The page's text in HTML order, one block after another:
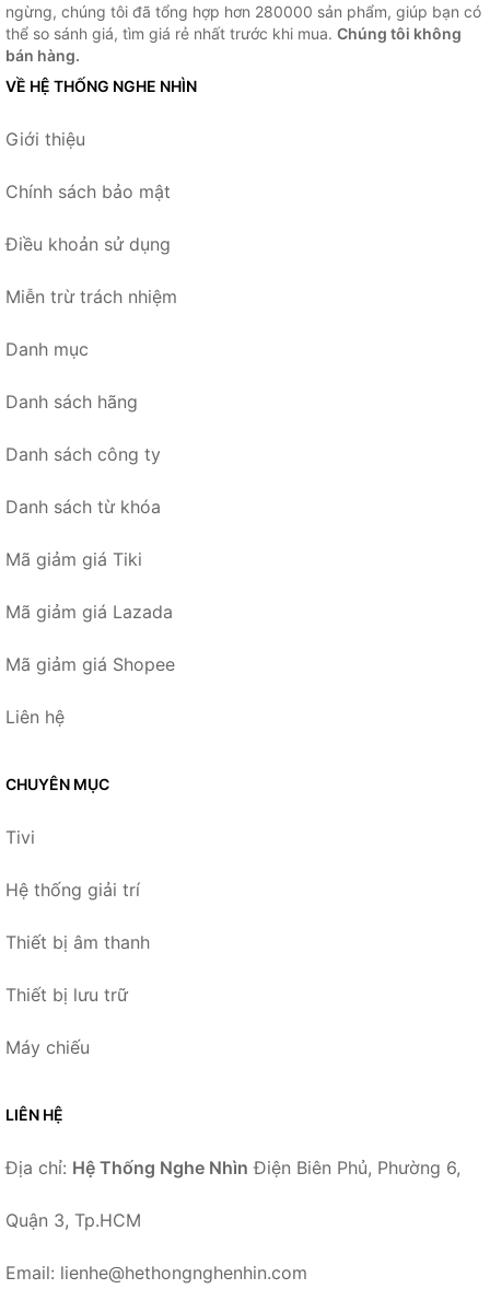
ngừng, chúng tôi đã tổng hợp hơn 280000 sản phẩm, giúp bạn có
thể so sánh giá, tìm giá rẻ nhất trước khi mua. Chúng tôi không
bán hàng.
VỀ HỆ THỐNG NGHE NHÌN
Giới thiệu
Chính sách bảo mật
Điều khoản sử dụng
Miễn trừ trách nhiệm
Danh mục
Danh sách hãng
Danh sách công ty
Danh sách từ khóa
Mã giảm giá Tiki
Mã giảm giá Lazada
Mã giảm giá Shopee
Liên hệ
CHUYÊN MỤC
Tivi
Hệ thống giải trí
Thiết bị âm thanh
Thiết bị lưu trữ
Máy chiếu
LIÊN HỆ
Địa chỉ: Hệ Thống Nghe Nhìn Điện Biên Phủ, Phường 6,
Quận 3, Tp.HCM
Email: lienhe@hethongnghenhin.com